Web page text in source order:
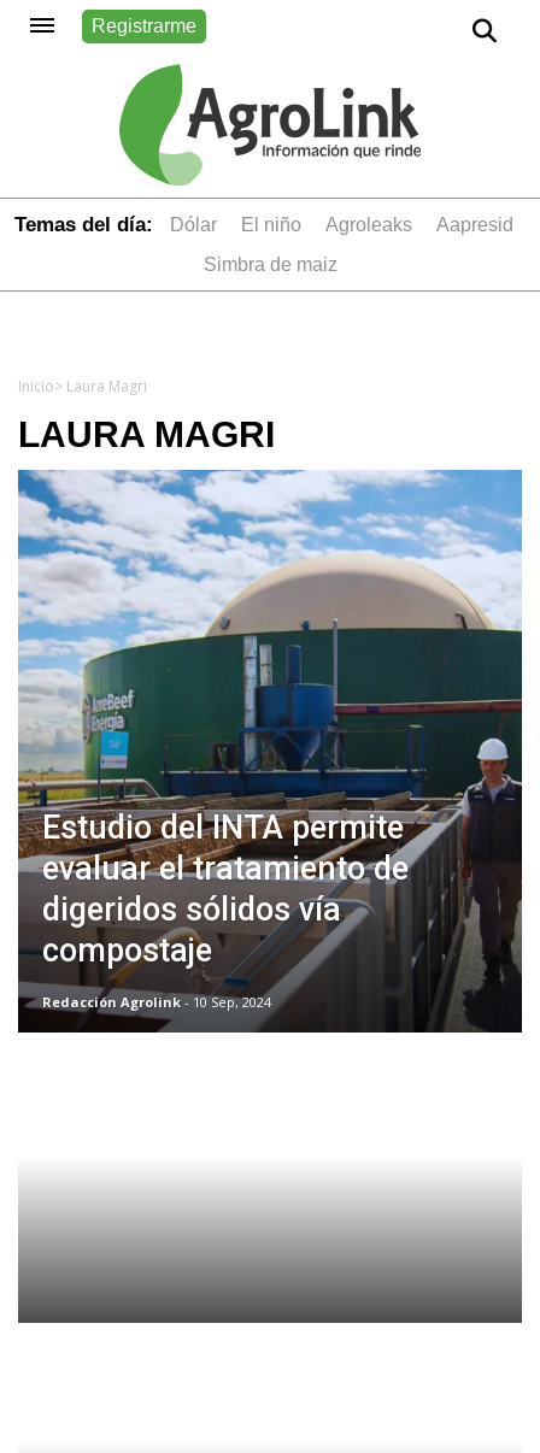
Registrarme
Temas del día: dólar el niño Agroleaks
aapresid
simbra de maiz
Inicio> Laura Magri
LAURA MAGRI
Estudio del INTA permite
evaluar el tratamiento de
digeridos sólidos vía
compostaje
Redacción Agrolink - 10 Sep, 2024